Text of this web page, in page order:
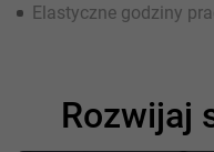
Elastyczne godziny
Rozwijaj